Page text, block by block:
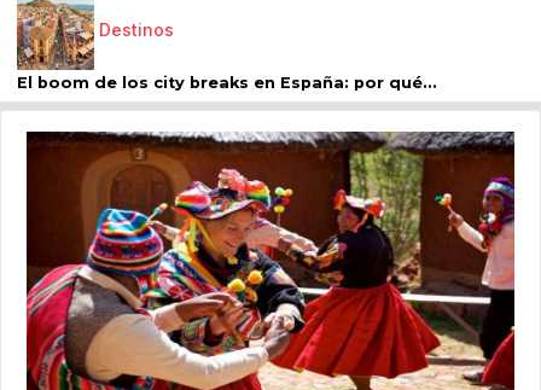
Destinos
El boom de los city breaks en España: por qué...